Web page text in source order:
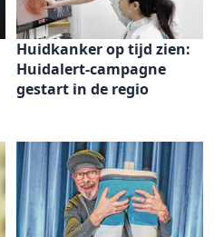
Huidkanker op tijd zien:
Huidalert-campagne
gestart in de regio